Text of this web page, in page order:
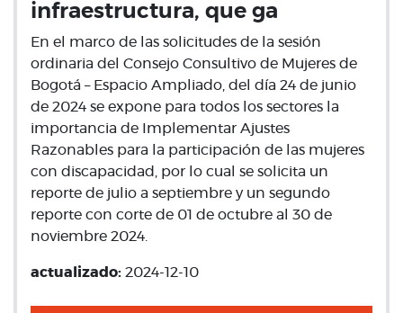
infraestructura, que ga
En el marco de las solicitudes de la sesión
ordinaria del Consejo Consultivo de Mujeres de
Bogotá – Espacio Ampliado, del día 24 de junio
de 2024 se expone para todos los sectores la
importancia de Implementar Ajustes
Razonables para la participación de las mujeres
con discapacidad, por lo cual se solicita un
reporte de julio a septiembre y un segundo
reporte con corte de 01 de octubre al 30 de
noviembre 2024.
actualizado: 2024-12-10